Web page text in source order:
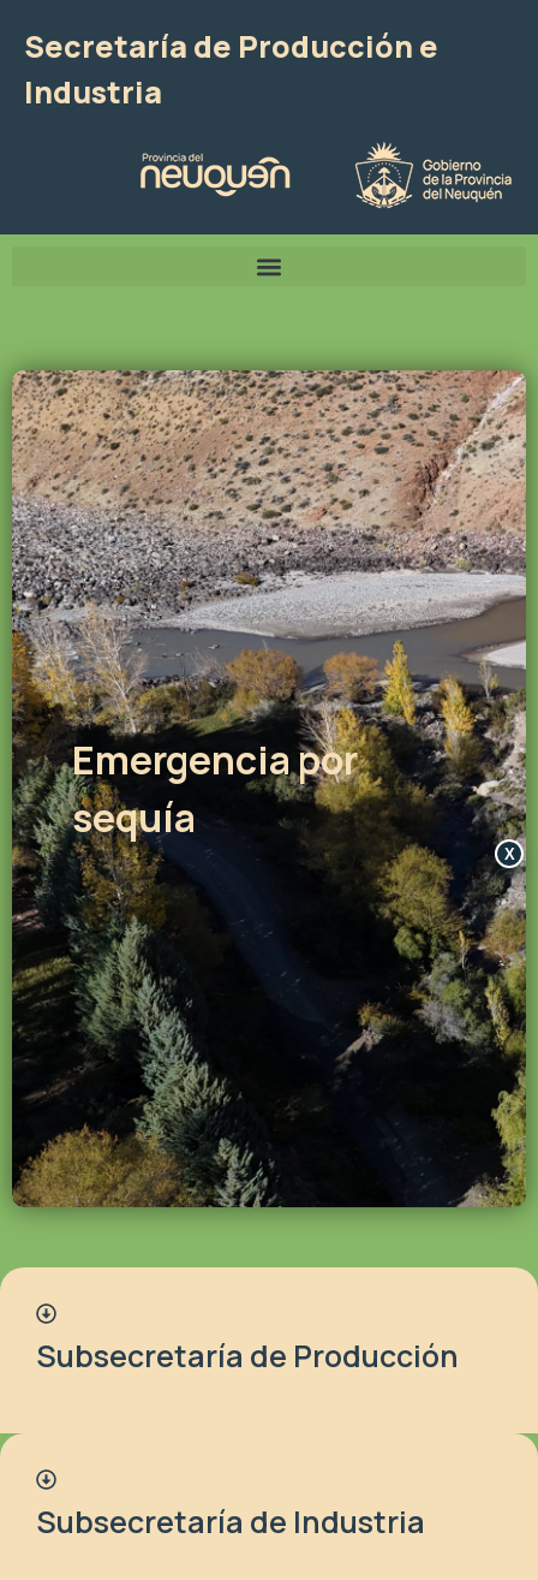
Secretaría de Producción e
Industria
Emergencia por
sequía
Subsecretaría de Producción
Subsecretaría de Industria
X